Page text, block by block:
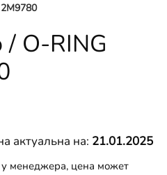
O-RING
актуальна на: 21.01.2025
менеджера, цена может